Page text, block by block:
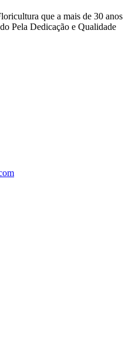
que a mais de 30 anos
Pela Dedicação e Qualidade